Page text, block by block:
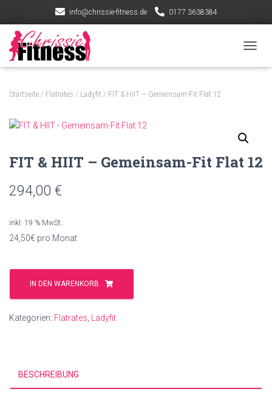
info@chrissie-fitness.de 0177 3638384
Startseite / Flatrates / Ladyfit / FIT & HIIT – Gemeinsam-Fit Flat 12
FIT & HIIT – Gemeinsam-Fit Flat 12
294,00 €
inkl. 19 % MwSt.
24,50€ pro Monat
FIT
HIIT
Gemeinsam-
Menge
IN DEN WARENKORB
Kategorien: Flatrates Ladyfit
BESCHREIBUNG